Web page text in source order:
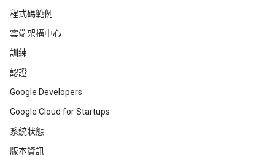
程式碼範例
雲端架構中心
訓練
認證
Google Developers
Google Cloud for Startups
系統狀態
版本資訊